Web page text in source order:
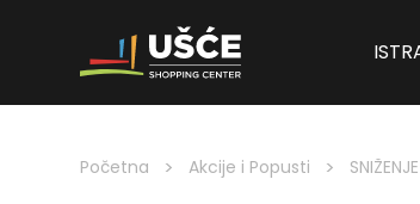
Skip to content
Početna > Akcije i Popusti >